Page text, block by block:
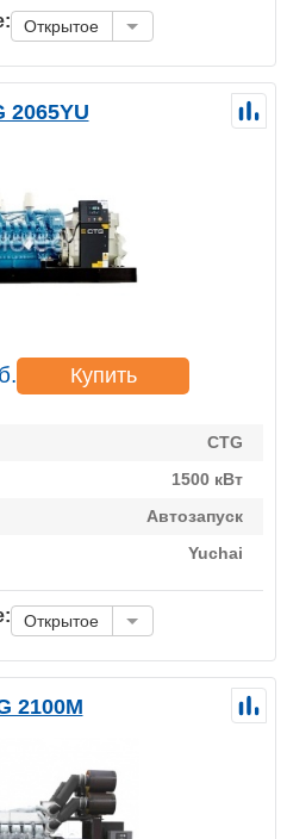
Открытое
2065YU
Купить
CTG
1500 кВт
Автозапуск
Yuchai
Открытое
2100M